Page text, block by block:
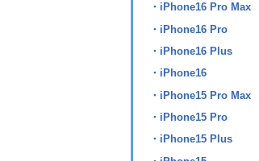
・iPhone16 Pro Max
・iPhone16 Pro
・iPhone16 Plus
・iPhone16
・iPhone15 Pro Max
・iPhone15 Pro
・iPhone15 Plus